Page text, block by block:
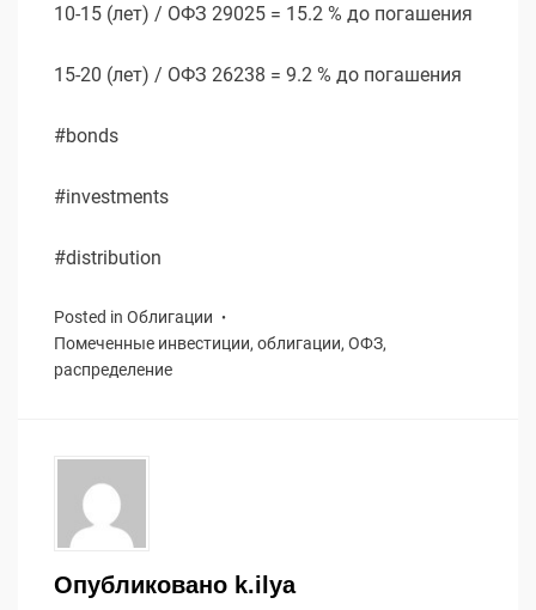
10-15 (лет) / ОФЗ 29025 = 15.2 % до погашения
15-20 (лет) / ОФЗ 26238 = 9.2 % до погашения
#bonds
#investments
#distribution
Posted in Облигации
Помеченные инвестиции, облигации, ОФЗ,
распределение
Опубликовано k.ilya